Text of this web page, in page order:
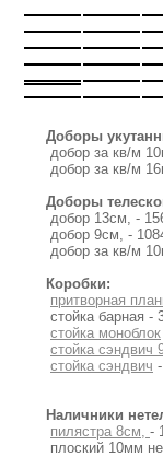
Доборы
добор за кв/м
добор за кв/м
Доборы
добор 13см, -
добор 9см, -
добор за кв/м
Коробки:
притворная
стойка барная -
стойка моноблок
стойка сэндвич
стойка сэндвич
Наличники
пилястра 8см, -
плоский 10мм